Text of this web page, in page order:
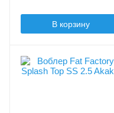
Плавучесть
floating (F)В корзину
Цвет приманки
Akakin